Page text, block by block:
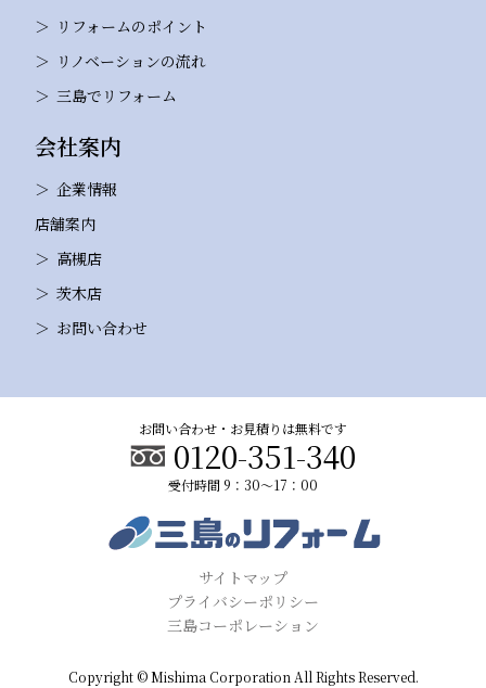
リフォームのポイント
リノベーションの流れ
三島でリフォーム
会社案内
企業情報
店舗案内
高槻店
茨木店
お問い合わせ
お問い合わせ・お見積りは無料です
0120-351-340
受付時間 9：30～17：00
サイトマップ
プライバシーポリシー
三島コーポレーション
Copyright © Mishima Corporation All Rights Reserved.